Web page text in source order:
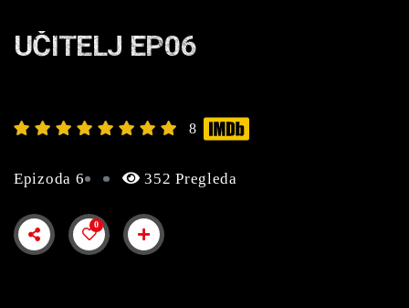
UČITELJ EP06
8
Epizoda 6 352 Pregleda
0